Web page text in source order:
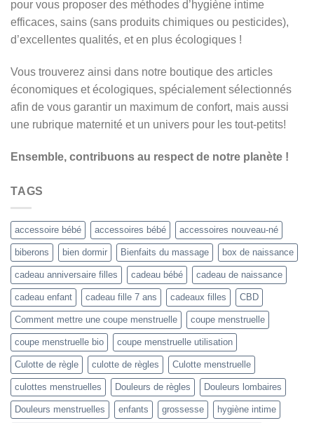
pour vous proposer des méthodes d’hygiène intime
efficaces, sains (sans produits chimiques ou pesticides),
d’excellentes qualités, et en plus écologiques !
Vous trouverez ainsi dans notre boutique des articles
économiques et écologiques, spécialement sélectionnés
afin de vous garantir un maximum de confort, mais aussi
une rubrique maternité et un univers pour les tout-petits!
Ensemble, contribuons au respect de notre planète !
TAGS
accessoire bébé accessoires bébé accessoires nouveau-né
biberons bien dormir Bienfaits du massage box de naissance
cadeau anniversaire filles cadeau bébé cadeau de naissance
cadeau enfant cadeau fille 7 ans cadeaux filles CBD
Comment mettre une coupe menstruelle coupe menstruelle
coupe menstruelle bio coupe menstruelle utilisation
Culotte de règle culotte de règles Culotte menstruelle
culottes menstruelles Douleurs de règles Douleurs lombaires
Douleurs menstruelles enfants grossesse hygiène intime